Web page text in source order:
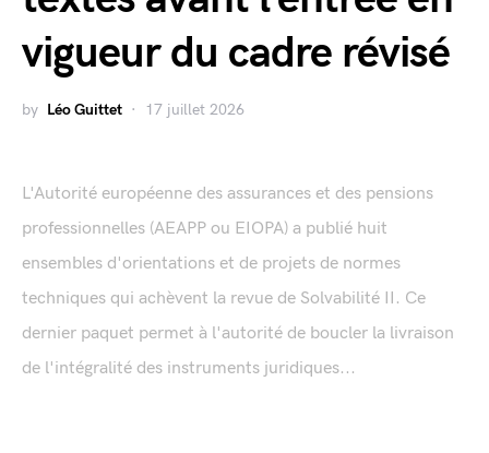
vigueur du cadre révisé
by Léo Guittet 17 juillet 2026
L'Autorité européenne des assurances et des pensions
professionnelles (AEAPP ou EIOPA) a publié huit
ensembles d'orientations et de projets de normes
techniques qui achèvent la revue de Solvabilité II. Ce
dernier paquet permet à l'autorité de boucler la livraison
de l'intégralité des instruments juridiques...